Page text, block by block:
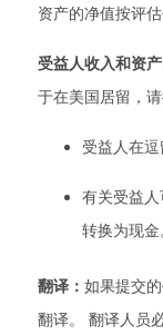
资产的净值按评
受益人收入和资
于在美国居留，
受益人在逗
有关受益
转换为现金
翻译： 如果提交
翻译。 翻译人员